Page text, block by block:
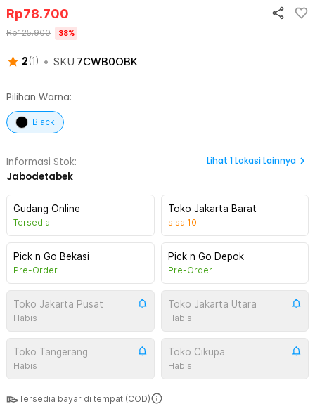
2(1 ) • SKU 7CWB0OBK
Rp78.700
Rp125.900 38%
Pilihan Warna:
Black
Informasi Stok:
Jabodetabek
Lihat 1Lokasi Lainnya
Gudang Online
Tersedia
Toko Jakarta Barat
sisa 10
Pick n Go Bekasi
Pre-Order
Pick n Go Depok
Pre-Order
Toko Jakarta Pusat
Habis
Toko Jakarta Utara
Habis
Toko Tangerang
Habis
Toko Cikupa
Habis
Tersedia bayar di tempat (COD)